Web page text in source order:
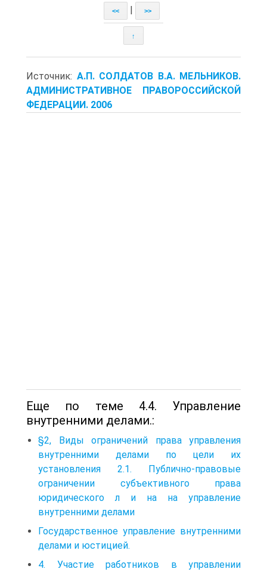
<< >>
↑
Источник: А.П. СОЛДАТОВ В.А. МЕЛЬНИКОВ.
АДМИНИСТРАТИВНОЕ ПРАВОРОССИЙСКОЙ
ФЕДЕРАЦИИ. 2006
Еще по теме 4.4. Управление
внутренними делами.:
§2, Виды ограничений права управления
внутренними делами по цели их
установления 2.1. Публично-правовые
ограничении субъективного права
юридического л и на на управление
внутренними делами
Государственное управление внутренними
делами и юстицией.
4. Участие работников в управлении